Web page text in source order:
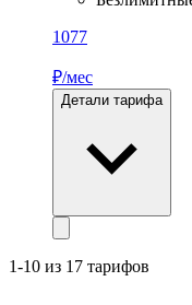
1077
₽/мес
Детали тарифа
1-10 из 17 тарифов